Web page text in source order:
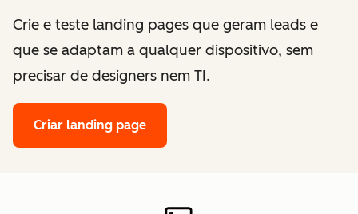
Crie e teste landing pages que geram leads e
que se adaptam a qualquer dispositivo, sem
precisar de designers nem TI.
Criar landing page